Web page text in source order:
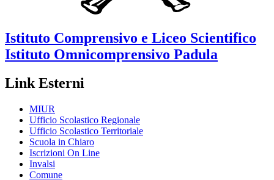
Istituto Comprensivo e Liceo Scientifico
Istituto Omnicomprensivo Padula
Link Esterni
MIUR
Ufficio Scolastico Regionale
Ufficio Scolastico Territoriale
Scuola in Chiaro
Iscrizioni On Line
Invalsi
Comune